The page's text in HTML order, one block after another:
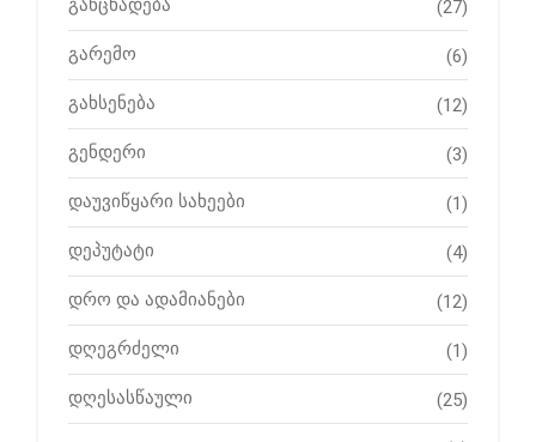
განცხადება (27)
გარემო (6)
გახსენება (12)
გენდერი (3)
დაუვიწყარი სახეები (1)
დეპუტატი (4)
დრო და ადამიანები (12)
დღეგრძელი (1)
დღესასწაული (25)